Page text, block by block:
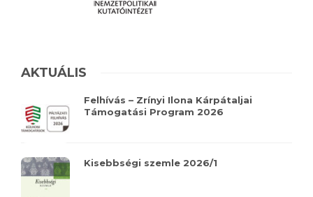
AKTUÁLIS
Felhívás – Zrínyi Ilona Kárpátaljai
Támogatási Program 2026
Kisebbségi szemle 2026/1